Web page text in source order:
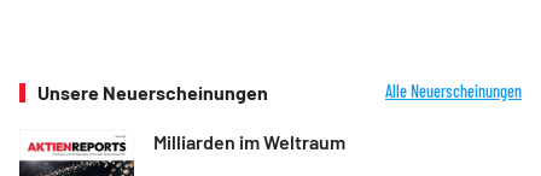
Unsere Neuerscheinungen Alle Neuerscheinungen
Milliarden im Weltraum